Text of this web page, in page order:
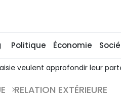
Politique Économie
veulent approfondir leur
RELATION EXTÉRIEURE